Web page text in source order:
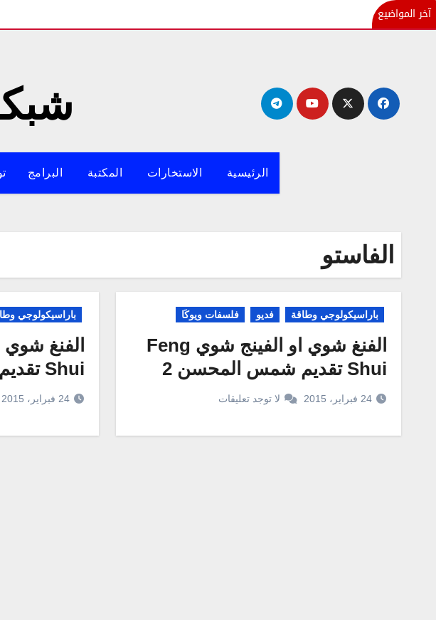
آخر المواضيع
الرئيسية الاستخارات المكتبة البرامج
الفاستو
باراسيكولوجي وطاقة فديو فلسفات ويوكَا
الفنغ شوي او الفينج شوي Feng
Shui تقديم شمس المحسن 2
24 فبراير، 2015 لا توجد تعليقات
باراسيكولوجي
Shui تقديم شمس المحسن 1
24 فبراير، 2015